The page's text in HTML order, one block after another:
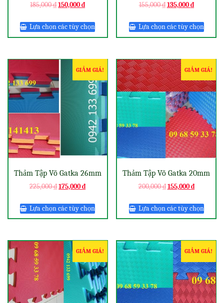
185,000₫150,000₫
Lựa chọn các tùy chọn
155,000₫135,000₫
Lựa chọn các tùy chọn
GIẢM GIÁ!
Thảm Tập Võ Gatka 26mm
225,000₫175,000₫
Lựa chọn các tùy chọn
GIẢM GIÁ!
Thảm Tập Võ Gatka 20mm
200,000₫155,000₫
Lựa chọn các tùy chọn
GIẢM GIÁ! GIẢM GIÁ!